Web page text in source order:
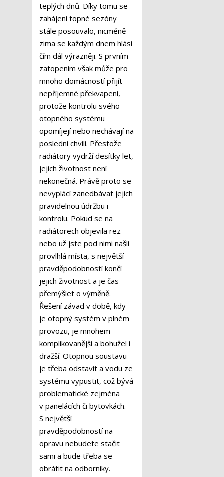
teplých dnů. Díky tomu se
zahájení topné sezóny
stále posouvalo, nicméně
zima se každým dnem hlásí
čím dál výrazněji. S prvním
zatopením však může pro
mnoho domácností přijít
nepříjemné překvapení,
protože kontrolu svého
otopného systému
opomíjejí nebo nechávají na
poslední chvíli. Přestože
radiátory vydrží desítky let,
jejich životnost není
nekonečná. Právě proto se
nevyplácí zanedbávat jejich
pravidelnou údržbu i
kontrolu. Pokud se na
radiátorech objevila rez
nebo už jste pod nimi našli
provlhlá místa, s největší
pravděpodobností končí
jejich životnost a je čas
přemýšlet o výměně.
Řešení závad v době, kdy
je otopný systém v plném
provozu, je mnohem
komplikovanější a bohužel i
dražší. Otopnou soustavu
je třeba odstavit a vodu ze
systému vypustit, což bývá
problematické zejména
v panelácích či bytovkách.
S největší
pravděpodobností na
opravu nebudete stačit
sami a bude třeba se
obrátit na odborníky.